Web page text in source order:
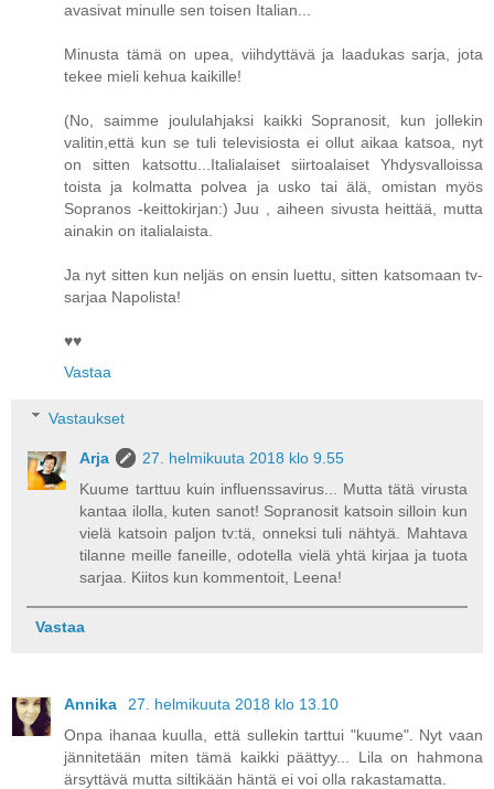
avasivat minulle sen toisen Italian...
Minusta tämä on upea, viihdyttävä ja laadukas sarja, jota
tekee mieli kehua kaikille!
(No, saimme joululahjaksi kaikki Sopranosit, kun jollekin
valitin,että kun se tuli televisiosta ei ollut aikaa katsoa, nyt
on sitten katsottu...Italialaiset siirtoalaiset Yhdysvalloissa
toista ja kolmatta polvea ja usko tai älä, omistan myös
Sopranos -keittokirjan:) Juu , aiheen sivusta heittää, mutta
ainakin on italialaista.
Ja nyt sitten kun neljäs on ensin luettu, sitten katsomaan tv-
sarjaa Napolista!
♥♥
Vastaa
Vastaukset
Arja
27. helmikuuta 2018 klo 9.55
Kuume tarttuu kuin influenssavirus... Mutta tätä virusta
kantaa ilolla, kuten sanot! Sopranosit katsoin silloin kun
vielä katsoin paljon tv:tä, onneksi tuli nähtyä. Mahtava
tilanne meille faneille, odotella vielä yhtä kirjaa ja tuota
sarjaa. Kiitos kun kommentoit, Leena!
Vastaa
Annika
27. helmikuuta 2018 klo 13.10
Onpa ihanaa kuulla, että sullekin tarttui "kuume". Nyt vaan
jännitetään miten tämä kaikki päättyy... Lila on hahmona
ärsyttävä mutta siltikään häntä ei voi olla rakastamatta.